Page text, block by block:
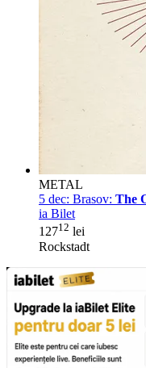
METAL
5 dec: Brasov: The
ia Bilet
12712 lei
Rockstadt